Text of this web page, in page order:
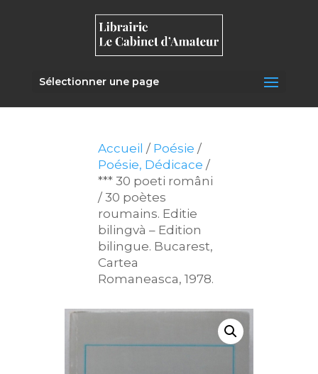
Sélectionner une page
Accueil / Poésie /
Poésie, Dédicace /
*** 30 poeti români
/ 30 poètes
roumains. Editie
bilingvà – Edition
bilingue. Bucarest,
Cartea
Romaneasca, 1978.